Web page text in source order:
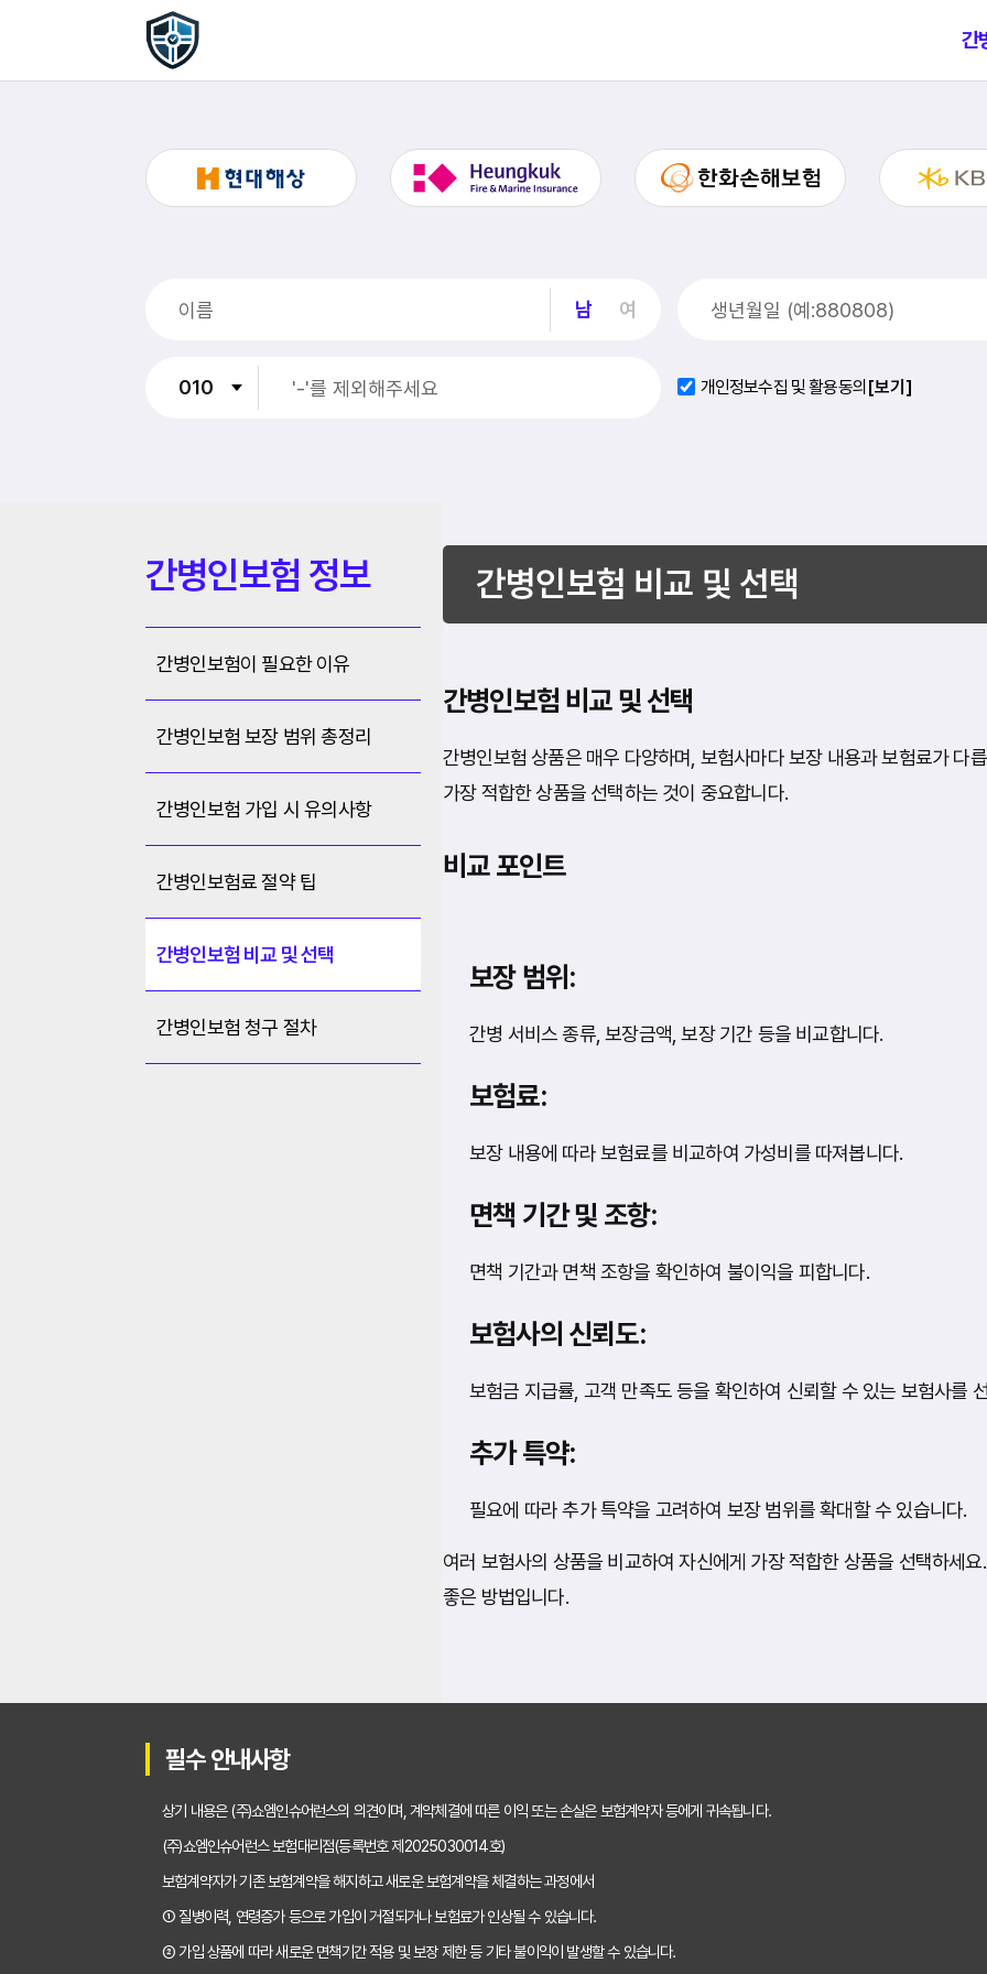
간
남 여
개인정보수집 및 활용동의 [보기]
간병인보험 정보
간병인보험이 필요한 이유
간병인보험 보장 범위 총정리
간병인보험 가입 시 유의사항
간병인보험료 절약 팁
간병인보험 비교 및 선택
간병인보험 청구 절차
간병인보험 비교 및 선택
간병인보험 비교 및 선택
간병인보험 상품은 매우 다양하며, 보험사마다 보장 내용과 보험료가 다
가장 적합한 상품을 선택하는 것이 중요합니다.
비교 포인트
보장 범위:
간병 서비스 종류, 보장금액, 보장 기간 등을 비교합니다.
보험료:
보장 내용에 따라 보험료를 비교하여 가성비를 따져봅니다.
면책 기간 및 조항:
면책 기간과 면책 조항을 확인하여 불이익을 피합니다.
보험사의 신뢰도:
보험금 지급률, 고객 만족도 등을 확인하여 신뢰할 수 있는 보험사를
추가 특약:
필요에 따라 추가 특약을 고려하여 보장 범위를 확대할 수 있습니다.
여러 보험사의 상품을 비교하여 자신에게 가장 적합한 상품을 선택하세
좋은 방법입니다.
필수 안내사항
상기 내용은 (주)쇼엠인슈어런스의 의견이며, 계약체결에 따른 이익 또는 손실은 보험계약자 등에게 귀속됩니다.
(주)쇼엠인슈어런스 보험대리점(등록번호 제2025030014호)
보험계약자가 기존 보험계약을 해지하고 새로운 보험계약을 체결하는 과정에서
① 질병이력, 연령증가 등으로 가입이 거절되거나 보험료가 인상될 수 있습니다.
② 가입 상품에 따라 새로운 면책기간 적용 및 보장 제한 등 기타 불이익이 발생할 수 있습니다.